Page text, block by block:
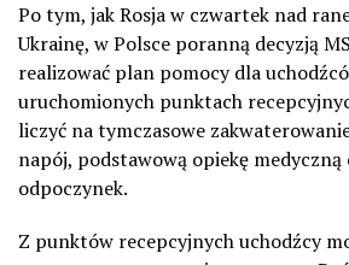
Po tym, jak Rosja w czwartek nad
Ukrainę, w Polsce poranną decyzją
realizować plan pomocy dla
uruchomionych punktach
liczyć na tymczasowe
napój, podstawową opiekę medyczną
odpoczynek.
Z punktów recepcyjnych uchodźcy